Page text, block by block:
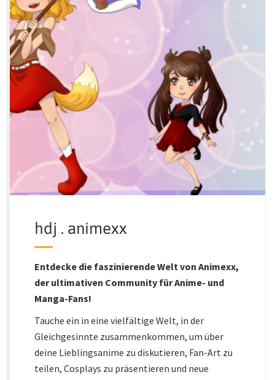
hdj . animexx
Entdecke die faszinierende Welt von Animexx,
der ultimativen Community für Anime- und
Manga-Fans!
Tauche ein in eine vielfältige Welt, in der
Gleichgesinnte zusammenkommen, um über
deine Lieblingsanime zu diskutieren, Fan-Art zu
teilen, Cosplays zu präsentieren und neue